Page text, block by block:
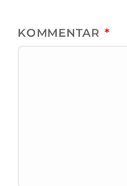
KOMMENTAR *